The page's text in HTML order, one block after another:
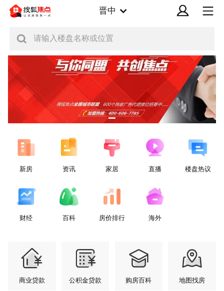
晋中
请输入楼盘名称或位置
新房 资讯 家居 直播 楼盘热议
财经 百科 房价排行 海外
商业贷款 公积金贷款 购房百科 地图找房